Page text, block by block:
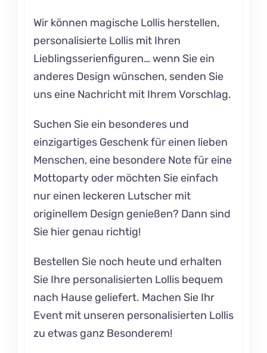
Wir können magische Lollis herstellen,
personalisierte Lollis mit Ihren
Lieblingsserienfiguren… wenn Sie ein
anderes Design wünschen, senden Sie
uns eine Nachricht mit Ihrem Vorschlag.
Suchen Sie ein besonderes und
einzigartiges Geschenk für einen lieben
Menschen, eine besondere Note für eine
Mottoparty oder möchten Sie einfach
nur einen leckeren Lutscher mit
originellem Design genießen? Dann sind
Sie hier genau richtig!
Bestellen Sie noch heute und erhalten
Sie Ihre personalisierten Lollis bequem
nach Hause geliefert. Machen Sie Ihr
Event mit unseren personalisierten Lollis
zu etwas ganz Besonderem!